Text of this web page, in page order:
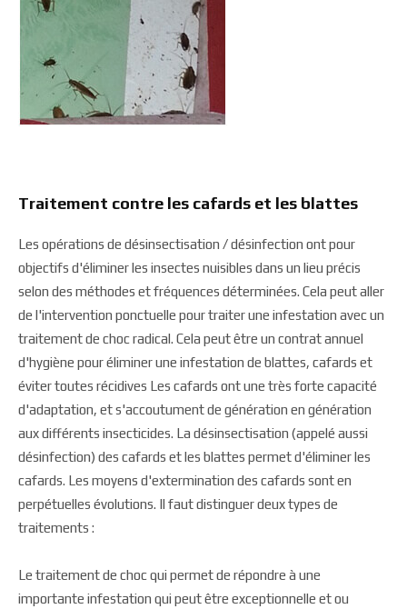
Traitement contre les cafards et les blattes
Les opérations de désinsectisation / désinfection ont pour
objectifs d'éliminer les insectes nuisibles dans un lieu précis
selon des méthodes et fréquences déterminées. Cela peut aller
de l'intervention ponctuelle pour traiter une infestation avec un
traitement de choc radical. Cela peut être un contrat annuel
d'hygiène pour éliminer une infestation de blattes, cafards et
éviter toutes récidives Les cafards ont une très forte capacité
d'adaptation, et s'accoutument de génération en génération
aux différents insecticides. La désinsectisation (appelé aussi
désinfection) des cafards et les blattes permet d'éliminer les
cafards. Les moyens d'extermination des cafards sont en
perpétuelles évolutions. Il faut distinguer deux types de
traitements :
Le traitement de choc qui permet de répondre à une
importante infestation qui peut être exceptionnelle et ou